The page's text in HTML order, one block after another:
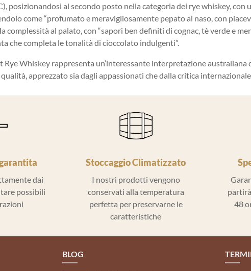
posizionandosi al secondo posto nella categoria dei rye whiskey,
come “profumato e meravigliosamente pepato al naso, con
complessità al palato, con “sapori ben definiti di cognac, tè verde e
che completa le tonalità di cioccolato indulgenti”.
Rye Whiskey rappresenta un’interessante interpretazione
apprezzato sia dagli appassionati che dalla critica
dai
possibili
Stoccaggio Climatizzato
I nostri prodotti vengono
conservati alla temperatura
perfetta per preservarne le
caratteristiche
48
BLOG